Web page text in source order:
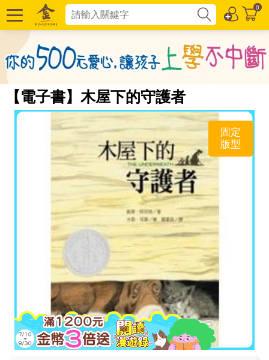
0
【電子書】木屋下的守護者
固定
版型